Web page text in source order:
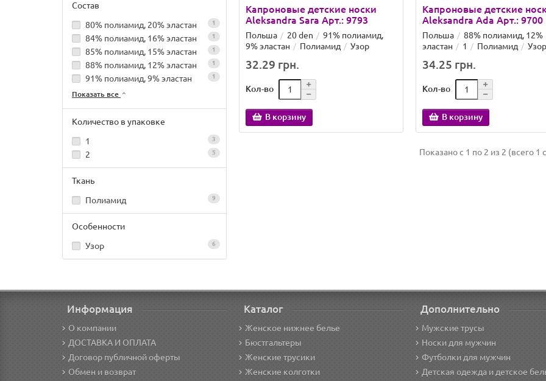
Состав
80% полиамид, 20% эластан
1
84% полиамид, 16% эластан 1
85% полиамид, 15% эластан 1
88% полиамид, 12% эластан 1
91% полиамид, 9% эластан 1
Показать все
Количество в упаковке
1
3
2 5
Ткань
Полиамид
9
Особенности
Узор
6
Капроновые детские носки
Aleksandra Sara Арт.: 9793
Польша 20 den
91% полиамид,
9% эластан
Полиамид Узор
32.29 грн.
Кол-во
В корзину
Капроновые детские
Aleksandra Ada Арт.: 9700
Польша
88% полиамид, 12%
эластан
1 Полиамид Узор
34.25 грн.
Кол-во
В корзину
Показано с 1 по 2 из 2 (всего 1
Информация
О компании
ДОСТАВКА И ОПЛАТА
Договор публичной оферты
Обмен и возврат
Каталог
Женское нижнее белье
Бюстгальтеры
Женские трусики
Женские колготки
Дополнительно
Мужские трусы
Носки для мужчин
Футболки для мужчин
Детская одежда и детское